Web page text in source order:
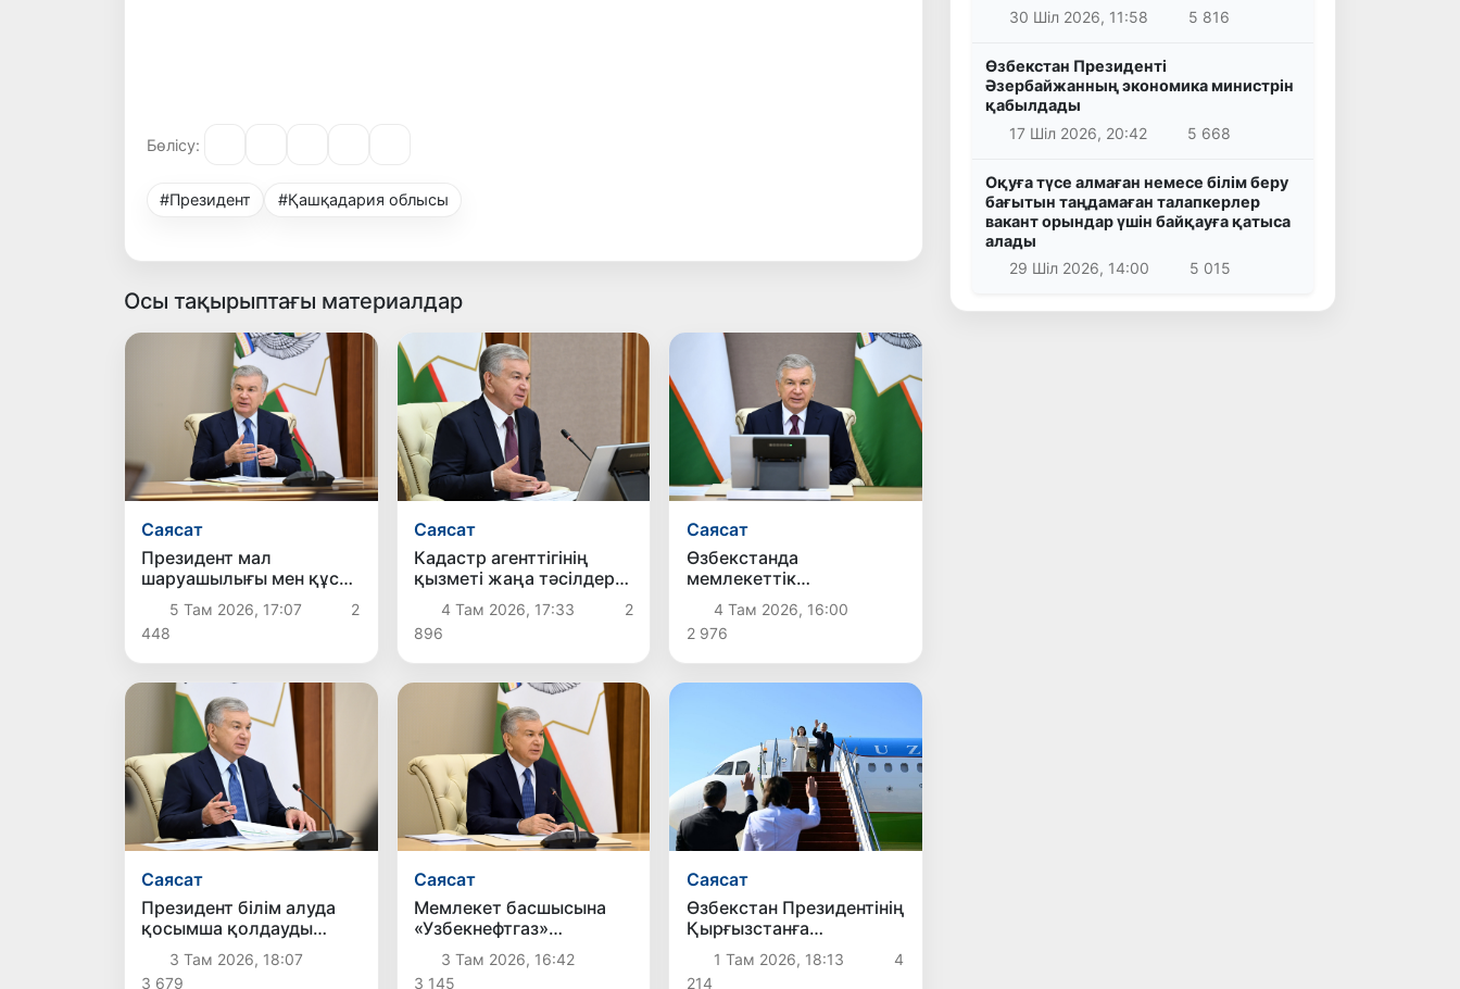
Бөлісу:
#Президент #Қашқадария облысы
Осы тақырыптағы материалдар
Саясат
Президент мал
шаруашылығы мен құс
шаруашылығын дамыту
жөніндегі шаралармен
танысты
5 Там 2026, 17:07
2
448
Саясат
Кадастр агенттігінің
қызметі жаңа тәсілдер
негізінде
ұйымдастырылады
4 Там 2026, 17:33
2
896
Саясат
Өзбекстанда
мемлекеттік
қызметшілердің
еңбекақы төлеу жүйесі
жаңартылады
4 Там 2026, 16:00
2 976
Саясат
Президент білім алуда
қосымша қолдауды
қажет ететін балаларды
қолдауға бағытталған
3 Там 2026, 18:07
3 679
Саясат
Мемлекет басшысына
«Узбекнефтгаз»
компаниясының
жартыжылдық қызметі
3 Там 2026, 16:42
3 145
Саясат
Өзбекстан Президентінің
Қырғызстанға
мемлекеттік сапары
аяқталды
1 Там 2026, 18:13
4
214
30 Шіл 2026, 11:58
5 816
Өзбекстан Президенті
Әзербайжанның экономика министрін
қабылдады
17 Шіл 2026, 20:42
5 668
Оқуға түсе алмаған немесе білім беру
бағытын таңдамаған талапкерлер
вакант орындар үшін байқауға қатыса
алады
29 Шіл 2026, 14:00
5 015